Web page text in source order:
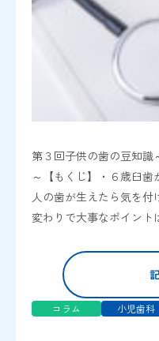
第３回子供の歯の豆知識
～【もくじ】・６歳臼
人の歯が生えたら気を
変わりで大事なポイント
コラム 小児歯科